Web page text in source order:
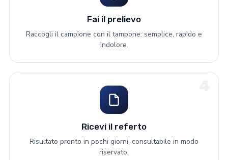
Fai il prelievo
Raccogli il campione con il tampone: semplice, rapido e
indolore.
Ricevi il referto
Risultato pronto in pochi giorni, consultabile in modo
riservato.